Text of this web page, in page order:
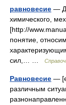
равновесие —
химического,
[http://
понятие,
сил,… …
Равновесие —
различным